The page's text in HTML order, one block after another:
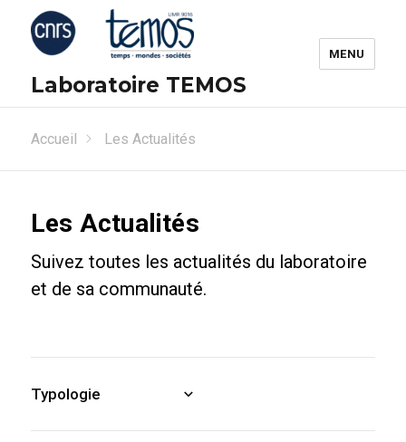
Laboratoire TEMOS
MENU
Accueil Les Actualités
Les Actualités
Suivez toutes les actualités du laboratoire
et de sa communauté.